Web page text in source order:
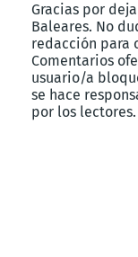
Gracias por
Baleares. No
redacción para
Comentarios
usuario/a
se hace
por los lectores.